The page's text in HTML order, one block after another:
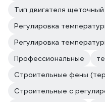
Тип двигателя
Профессиональные
Строительные с